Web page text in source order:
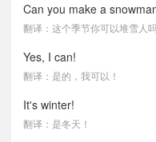
Can you make a
翻译：这个季节你可以堆雪人
Yes, I can!
翻译：是的，我可以！
It's winter!
翻译：是冬天！